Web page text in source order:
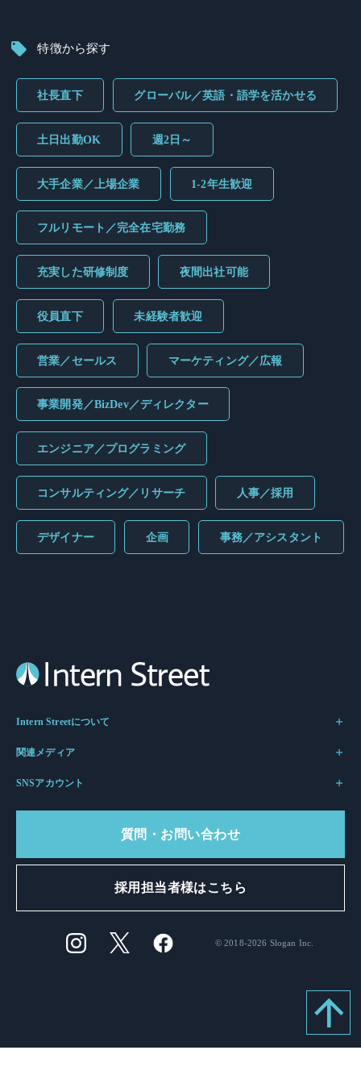
特徴から探す
社長直下 グローバル／英語・語学を活かせる
土日出勤OK 週2日～
大手企業／上場企業 1-2年生歓迎
フルリモート／完全在宅勤務
充実した研修制度 夜間出社可能
役員直下 未経験者歓迎
営業／セールス マーケティング／広報
事業開発／BizDev／ディレクター
エンジニア／プログラミング
コンサルティング／リサーチ 人事／採用
デザイナー 企画 事務／アシスタント
Intern Streetについて
関連メディア
SNSアカウント
質問・お問い合わせ
採用担当者様はこちら
© 2018-2026 Slogan Inc.